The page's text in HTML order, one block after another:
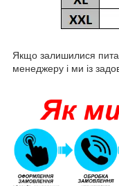
Якщо залишилися
менеджеру і ми із